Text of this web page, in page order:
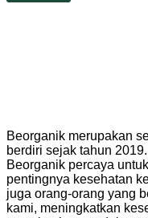
Beorganik merupakan
berdiri sejak tahun 2019.
Beorganik percaya
pentingnya kesehatan
juga orang-orang yang
kami, meningkatkan